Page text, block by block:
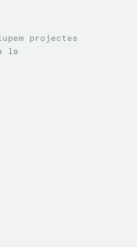
projectes
la